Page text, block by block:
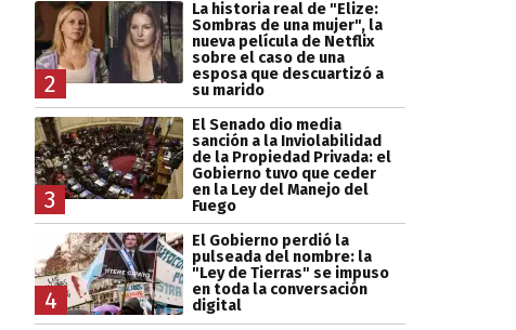
2
La historia real de "Elize:
Sombras de una mujer", la
nueva película de Netflix
sobre el caso de una
esposa que descuartizó a
su marido
3
El Senado dio media
sanción a la Inviolabilidad
de la Propiedad Privada: el
Gobierno tuvo que ceder
en la Ley del Manejo del
Fuego
4
El Gobierno perdió la
pulseada del nombre: la
"Ley de Tierras" se impuso
en toda la conversación
digital